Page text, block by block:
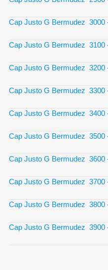
Cap Justo G Bermudez 3000
Cap Justo G Bermudez 3100
Cap Justo G Bermudez 3200
Cap Justo G Bermudez 3300
Cap Justo G Bermudez 3400
Cap Justo G Bermudez 3500
Cap Justo G Bermudez 3600
Cap Justo G Bermudez 3700
Cap Justo G Bermudez 3800
Cap Justo G Bermudez 3900